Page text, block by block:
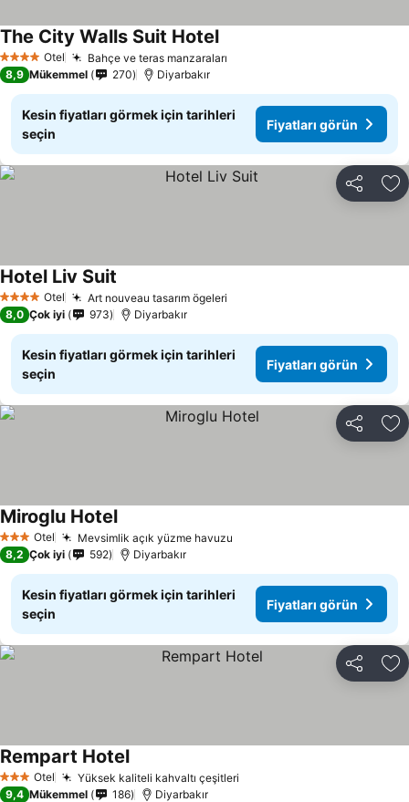
4 Yıldız Otel Bahçe ve teras manzaraları
The City Walls Suit HotelFiyatları görün
8,9 Mükemmel 270 Diyarbakır
Kesin fiyatları görmek için tarihleri
seçin
Fiyatları görün
Paylaş
4 Yıldız Otel Art nouveau tasarım ögeleri
Hotel Liv Suit
8,0 Çok iyi 973 Diyarbakır
Kesin fiyatları görmek için tarihleri
seçin
Fiyatları görün
Paylaş
3 YıldızOtel Mevsimlik açık yüzme havuzu
Miroglu HotelFiyatları görün
8,2 Çok iyi 592 Diyarbakır
Kesin fiyatları görmek için tarihleri
seçin
Fiyatları görün
Paylaş
3 YıldızOtel Yüksek kaliteli kahvaltı çeşitleri
Rempart HotelFiyatları görün
9,4 Mükemmel 186 Diyarbakır